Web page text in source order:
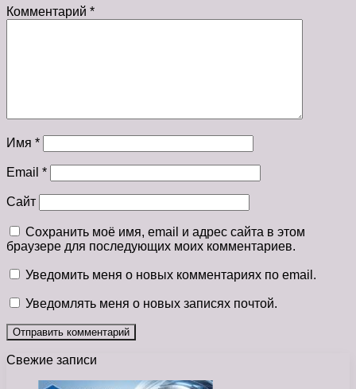
Комментарий *
Имя *
Email *
Сайт
Сохранить моё имя, email и адрес сайта в этом
браузере для последующих моих комментариев.
Уведомить меня о новых комментариях по email.
Уведомлять меня о новых записях почтой.
Свежие записи